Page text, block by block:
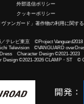
外部送信ポリシー
クッキーポリシー
ヴァンガード」著作物の利用に関す
テレビ東京 ©Project Vanguard2018
Television ©VANGUARD
Character Design ©2021-
©2021-2026 CLAMP・ST ©